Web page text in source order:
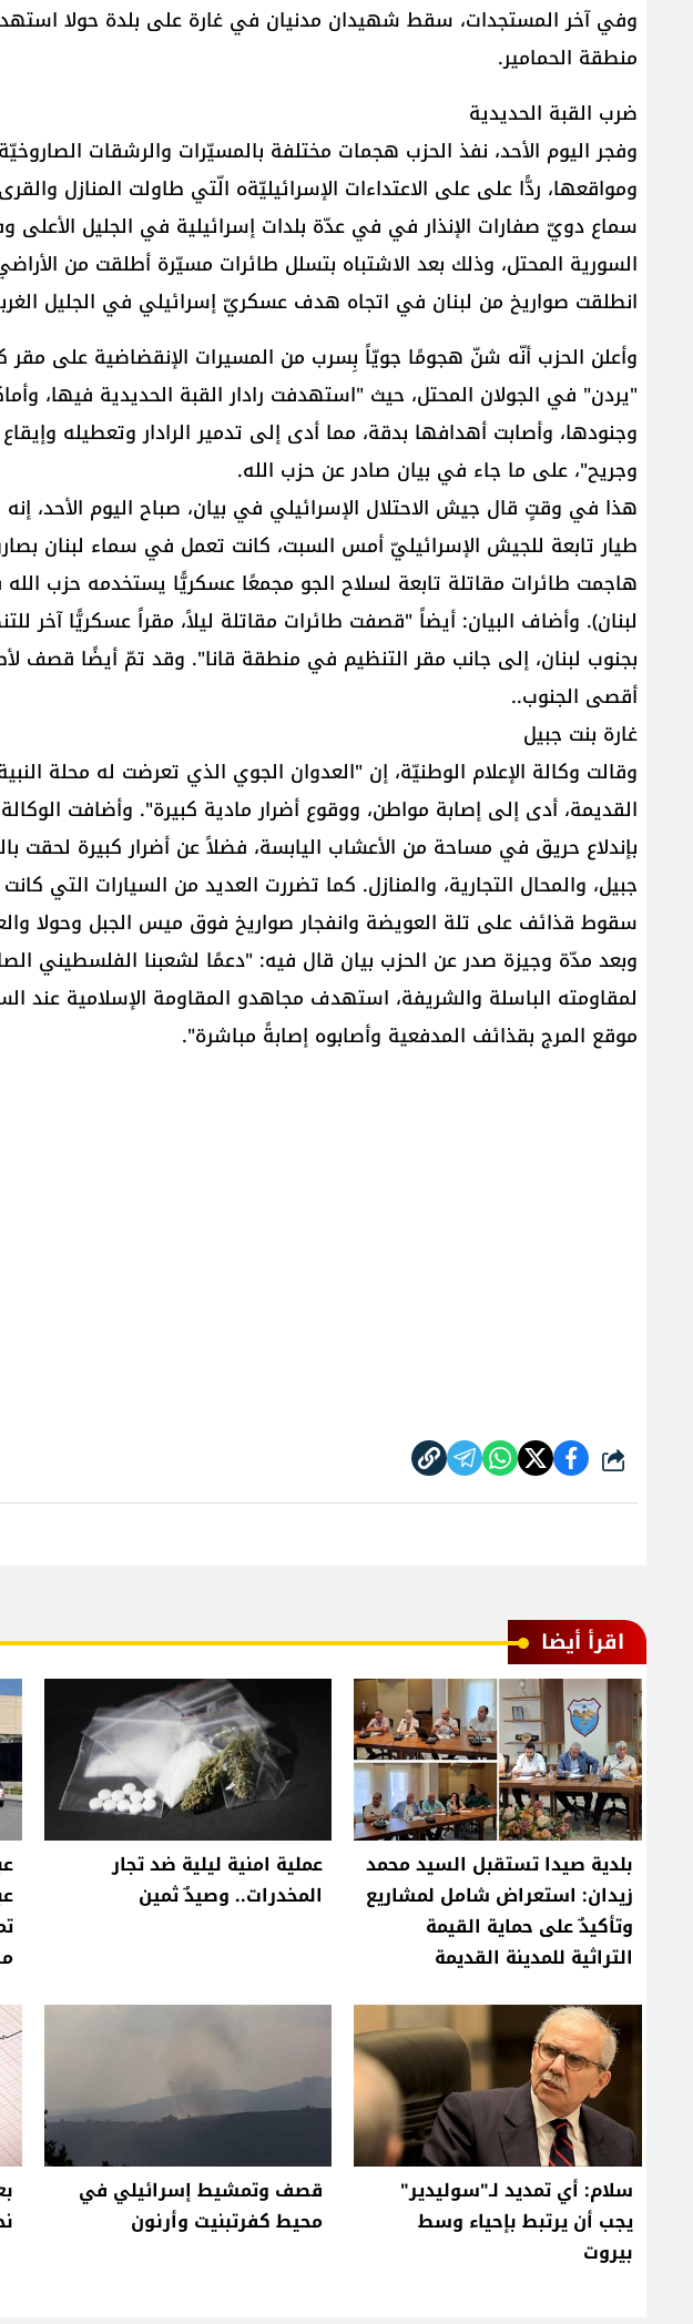
وفي آخر المستجدات، سقط شهيدان مدنيان في غارة على بلدة حولا
منطقة الحمامير.
ضرب القبة الحديدية
وفجر اليوم الأحد، نفذ الحزب هجمات مختلفة بالمسيّرات والرشقات
ومواقعها، ردًّا على على الاعتداءات الإسرائيليّةه الّتي طاولت المنازل
سماع دويّ صفارات الإنذار في في عدّة بلدات إسرائيلية في الجليل
السورية المحتل، وذلك بعد الاشتباه بتسلل طائرات مسيّرة أطلقت من الأراضي
انطلقت صواريخ من لبنان في اتجاه هدف عسكريّ إسرائيلي في الجليل
وأعلن الحزب أنّه شنّ هجومًا جويّاً بِسرب من المسيرات الإنقضاضية على مقر
"يردن" في الجولان المحتل، حيث "استهدفت رادار القبة الحديدية فيها،
وجنودها، وأصابت أهدافها بدقة، مما أدى إلى تدمير الرادار وتعطيله
وجريح"، على ما جاء في بيان صادر عن حزب الله.
هذا في وقتٍ قال جيش الاحتلال الإسرائيلي في بيان، صباح اليوم الأحد،
طيار تابعة للجيش الإسرائيليّ أمس السبت، كانت تعمل في سماء لبنان
هاجمت طائرات مقاتلة تابعة لسلاح الجو مجمعًا عسكريًّا يستخدمه حزب
لبنان). وأضاف البيان: أيضاً "قصفت طائرات مقاتلة ليلاً، مقراً عسكريًّا آخر
بجنوب لبنان، إلى جانب مقر التنظيم في منطقة قانا". وقد تمّ أيضًا قصف
أقصى الجنوب..
غارة بنت جبيل
وقالت وكالة الإعلام الوطنيّة، إن "العدوان الجوي الذي تعرضت له محلة
القديمة، أدى إلى إصابة مواطن، ووقوع أضرار مادية كبيرة". وأضافت
بإندلاع حريق في مساحة من الأعشاب اليابسة، فضلاً عن أضرار كبيرة لحقت
جبيل، والمحال التجارية، والمنازل. كما تضررت العديد من السيارات التي
سقوط قذائف على تلة العويضة وانفجار صواريخ فوق ميس الجبل وحولا
وبعد مدّة وجيزة صدر عن الحزب بيان قال فيه: "دعمًا لشعبنا الفلسطيني
موقع ‏المرج بقذائف المدفعية وأصابوه إصابةً مباشرة".‏
شارك
اقرأ أيضا
بلدية صيدا تستقبل السيد محمد
زيدان: استعراض شامل لمشاريع
وتأكيدٌ على حماية القيمة
التراثية للمدينة القديمة
عملية امنية ليلية ضد تجار
المخدرات.. وصيدٌ ثمين
سلام: أي تمديد لـ"سوليدير"
يجب أن يرتبط بإحياء وسط
بيروت
قصف وتمشيط إسرائيلي في
محيط كفرتبنيت وأرنون